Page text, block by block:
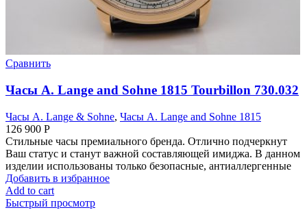
Сравнить
Часы A. Lange and Sohne 1815 Tourbillon 730.032
Часы A. Lange & Sohne, Часы A. Lange and Sohne 1815
126 900 Р
Стильные часы премиального бренда. Отлично подчеркнут
Ваш статус и станут важной составляющей имиджа. В данном
изделии использованы только безопасные, антиаллергенные
Добавить в избранное
Add to cart
Быстрый просмотр